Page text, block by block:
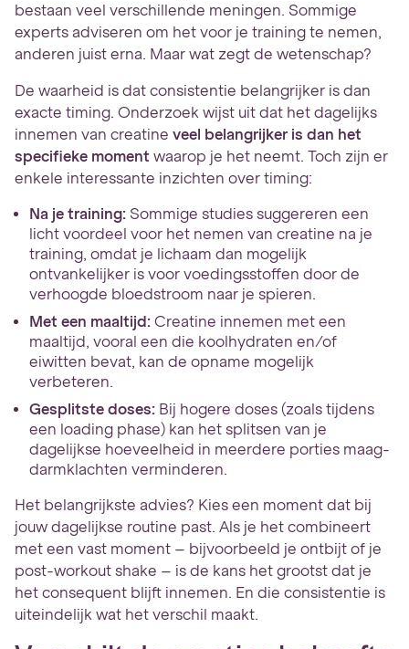
bestaan veel verschillende meningen. Sommige
experts adviseren om het voor je training te nemen,
anderen juist erna. Maar wat zegt de wetenschap?
De waarheid is dat consistentie belangrijker is dan
exacte timing. Onderzoek wijst uit dat het dagelijks
innemen van creatine veel belangrijker is dan het
specifieke moment waarop je het neemt. Toch zijn er
enkele interessante inzichten over timing:
Na je training: Sommige studies suggereren een
licht voordeel voor het nemen van creatine na je
training, omdat je lichaam dan mogelijk
ontvankelijker is voor voedingsstoffen door de
verhoogde bloedstroom naar je spieren.
Met een maaltijd: Creatine innemen met een
maaltijd, vooral een die koolhydraten en/of
eiwitten bevat, kan de opname mogelijk
verbeteren.
Gesplitste doses: Bij hogere doses (zoals tijdens
een loading phase) kan het splitsen van je
dagelijkse hoeveelheid in meerdere porties maag-
darmklachten verminderen.
Het belangrijkste advies? Kies een moment dat bij
jouw dagelijkse routine past. Als je het combineert
met een vast moment – bijvoorbeeld je ontbijt of je
post-workout shake – is de kans het grootst dat je
het consequent blijft innemen. En die consistentie is
uiteindelijk wat het verschil maakt.